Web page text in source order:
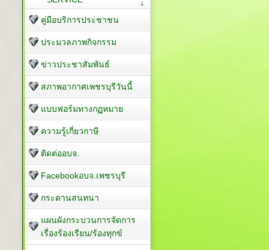
คู่มือบริการประชาชน
ประมวลภาพกิจกรรม
ข่าวประชาสัมพันธ์
สภาพอากาศเพชรบุรีวันนี้
แบบฟอร์มทางกฏหมาย
ความรู้เกี่ยวกาษี
ติดต่ออบจ.
Facebookอบจ.เพชรบุรี
กระดานสนทนา
แผนผังกระบวนการจัดการ
เรื่องร้องเรียน/ร้องทุกข์